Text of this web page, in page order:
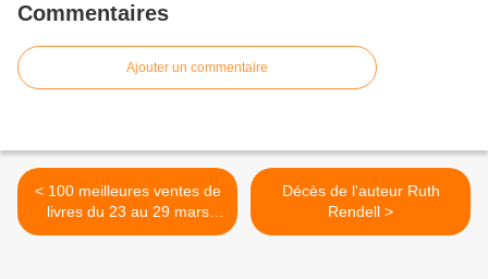
Commentaires
Ajouter un commentaire
< 100 meilleures ventes de
livres du 23 au 29 mars
2015
Décès de l'auteur Ruth
Rendell >